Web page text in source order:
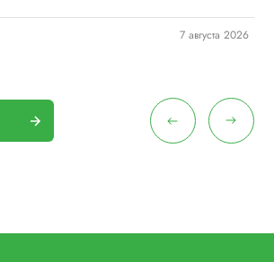
7 августа 2026